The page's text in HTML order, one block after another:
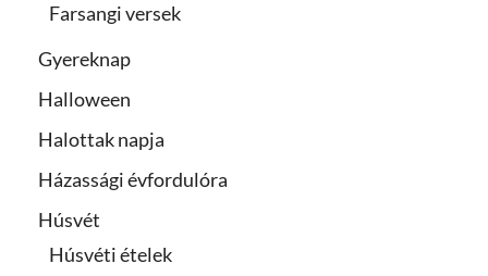
Farsangi versek
Gyereknap
Halloween
Halottak napja
Házassági évfordulóra
Húsvét
Húsvéti ételek